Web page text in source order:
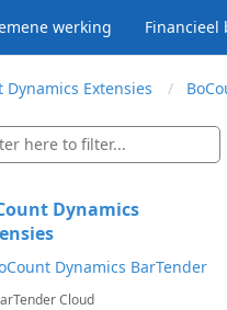
werking Financieel
Dynamics Extensies Bo
Dynamics
Count Dynamics BarTender
Tender Cloud